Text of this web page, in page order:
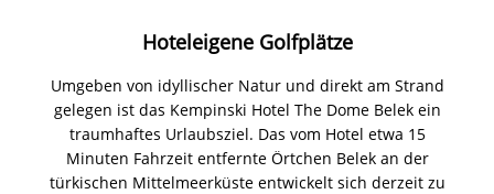
Hoteleigene Golfplätze
Umgeben von idyllischer Natur und direkt am Strand
gelegen ist das Kempinski Hotel The Dome Belek ein
traumhaftes Urlaubsziel. Das vom Hotel etwa 15
Minuten Fahrzeit entfernte Örtchen Belek an der
türkischen Mittelmeerküste entwickelt sich derzeit zu